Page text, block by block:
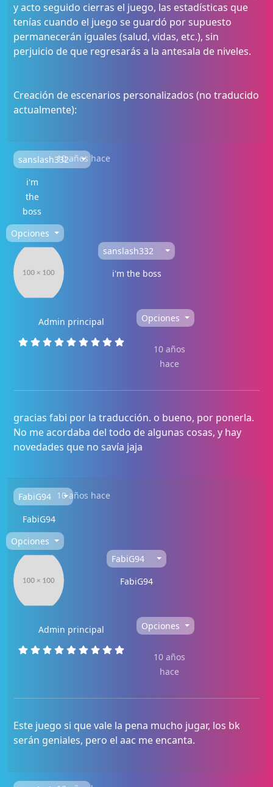
y acto seguido cierras el juego, las estadísticas que
tenías cuando el juego se guardó por supuesto
permanecerán iguales (salud, vidas, etc.), sin
perjuicio de que regresarás a la antesala de niveles.
Creación de escenarios personalizados (no traducido
actualmente):
sanslash332
i'm
the
boss
10 años hace
Opciones
sanslash332
i'm the boss
Admin principal Opciones
10 años
hace
gracias fabi por la traducción. o bueno, por ponerla.
No me acordaba del todo de algunas cosas, y hay
novedades que no savía jaja
FabiG94
FabiG94
10 años hace
Opciones
FabiG94
FabiG94
Admin principal Opciones
10 años
hace
Este juego si que vale la pena mucho jugar, los bk
serán geniales, pero el aac me encanta.